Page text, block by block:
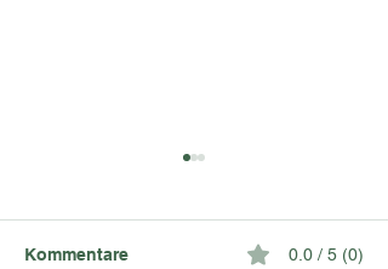
Kommentare 0.0 / 5 (0)